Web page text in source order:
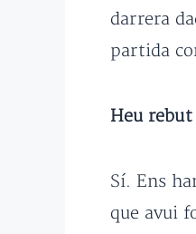
darrera
partida
Heu
Sí. Ens
que avui